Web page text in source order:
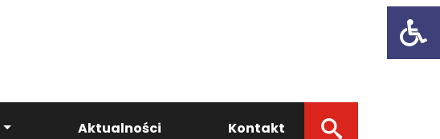
Open
Aktualności Kontakt